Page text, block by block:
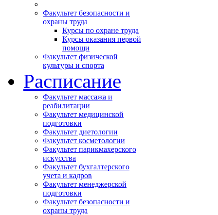
Факультет безопасности и
охраны труда
Курсы по охране труда
Курсы оказания первой
помощи
Факультет физической
культуры и спорта
Расписание
Факультет массажа и
реабилитации
Факультет медицинской
подготовки
Факультет диетологии
Факультет косметологии
Факультет парикмахерского
искусства
Факультет бухгалтерского
учета и кадров
Факультет менеджерской
подготовки
Факультет безопасности и
охраны труда